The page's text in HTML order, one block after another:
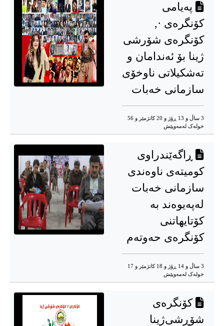
پەیامی
کۆنگرەی ·,
کۆنگرەی شۆرشی
ژینا بۆ ئەندامان و
تەشکیلاتی ناوخۆی
سازمانی خەبات
3 ساڵ و 13 ڕۆژ و 20 کاتژمێر و 56
خوله‌ک له‌مه‌وپێش‌
ڕاگەێندراوی
کومیتەی ناوەندی
سازمانی خەبات
له‌په‌یوه‌ند به‌
کۆتایهاتنی
کۆنگرەی حەوتەم
3 ساڵ و 14 ڕۆژ و 18 کاتژمێر و 17
خوله‌ک له‌مه‌وپێش‌
کۆنگرەی
شۆڕشی‌ژینا